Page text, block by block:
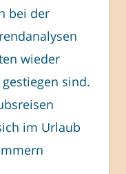
bei der
wieder
sind.
im Urlaub